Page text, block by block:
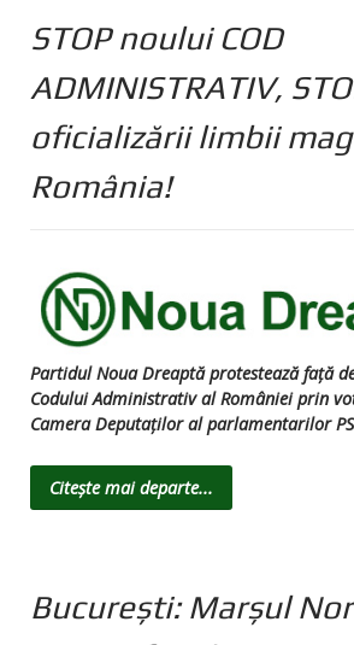
STOP noului COD
ADMINISTRATIV,
oficializării limbii
România!
Partidul Noua Dreaptă protestează față
Codului Administrativ al României prin
Camera Deputaților al parlamentarilor
Citește mai departe...
București: Marșul